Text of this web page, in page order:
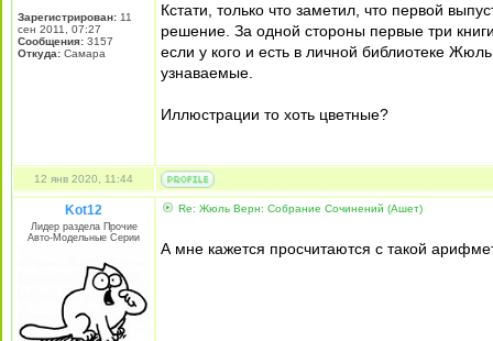
Зарегистрирован: 11
сен 2011, 07:27
Сообщения: 3157
Откуда: Самара
Кстати, только что заметил, что первой
решение. За одной стороны первые три
если у кого и есть в личной библиотеке
узнаваемые.
Иллюстрации то хоть цветные?
12 янв 2020, 11:44
Kot12
Лидер раздела Прочие
Авто-Модельные Серии
Re: Жюль Верн: Собрание Сочинений (Ашет)
А мне кажется просчитаются с такой